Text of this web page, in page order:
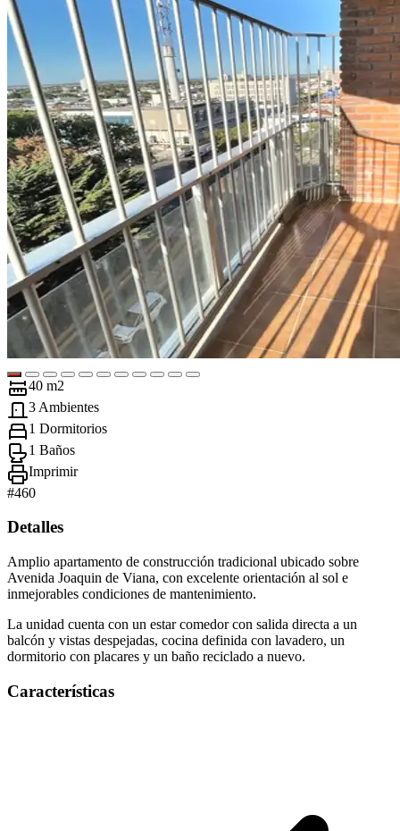
40 m2
3 Ambientes
1 Dormitorios
1 Baños
Imprimir
#460
Detalles
Amplio apartamento de construcción tradicional ubicado sobre
Avenida Joaquin de Viana, con excelente orientación al sol e
inmejorables condiciones de mantenimiento.
La unidad cuenta con un estar comedor con salida directa a un
balcón y vistas despejadas, cocina definida con lavadero, un
dormitorio con placares y un baño reciclado a nuevo.
Características